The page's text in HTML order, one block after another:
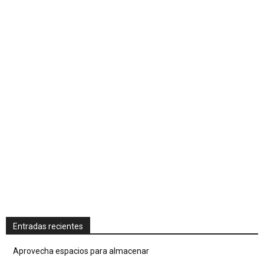
Entradas recientes
Aprovecha espacios para almacenar